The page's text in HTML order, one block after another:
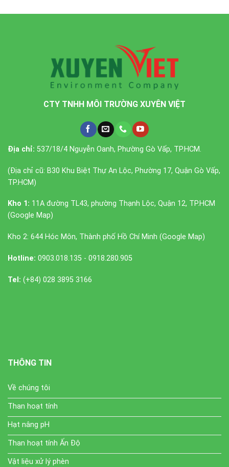
CTY TNHH MÔI TRƯỜNG XUYÊN VIỆT
Địa chỉ: 537/18/4 Nguyễn Oanh, Phường Gò Vấp, TP.HCM.
(Địa chỉ cũ: B30 Khu Biệt Thự An Lộc, Phường 17, Quận Gò Vấp,
TP.HCM)
Kho 1: 11A đường TL43, phường Thạnh Lộc, Quận 12, TP.HCM
(Google Map)
Kho 2: 644 Hóc Môn, Thành phố Hồ Chí Minh (Google Map)
Hotline: 0903.018.135 - 0918.280.905
Tel: (+84) 028 3895 3166
THÔNG TIN
Về chúng tôi
Than hoạt tính
Hạt nâng pH
Than hoạt tính Ấn Độ
Vật liệu xử lý phèn